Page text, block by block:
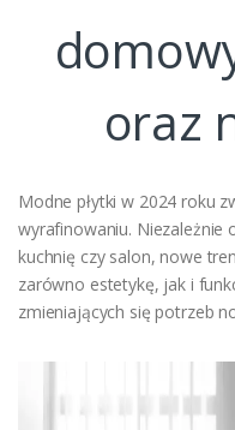
oraz
Modne płytki w 2024 roku
wyrafinowaniu. Niezależnie
kuchnię czy salon, nowe
zarówno estetykę, jak i
zmieniających się potrzeb